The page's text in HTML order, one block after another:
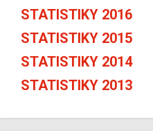
STATISTIKY 2016
STATISTIKY 2015
STATISTIKY 2014
STATISTIKY 2013